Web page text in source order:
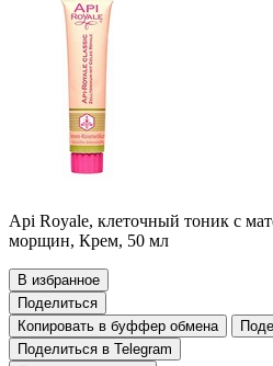
Api Royale, клеточный тоник с
морщин, Крем, 50 мл
В избранное
Поделиться
Копировать в буффер обмена
Поделиться в Telegram